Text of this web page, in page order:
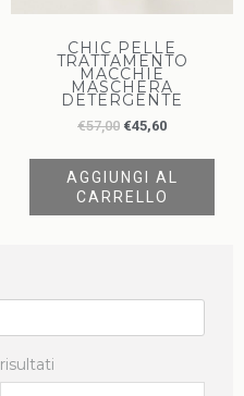
CHIC PELLE
TRATTAMENTO
MACCHIE
MASCHERA
DETERGENTE
€57,00 €45,60
AGGIUNGI AL
CARRELLO
risultati